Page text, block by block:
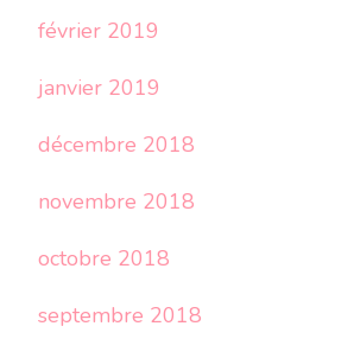
février 2019
janvier 2019
décembre 2018
novembre 2018
octobre 2018
septembre 2018